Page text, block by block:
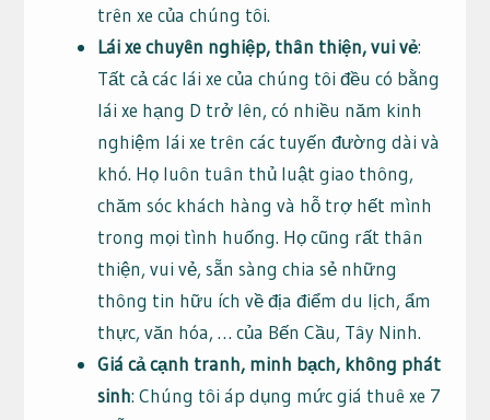
trên xe của chúng tôi.
Lái xe chuyên nghiệp, thân thiện, vui vẻ:
Tất cả các lái xe của chúng tôi đều có bằng
lái xe hạng D trở lên, có nhiều năm kinh
nghiệm lái xe trên các tuyến đường dài và
khó. Họ luôn tuân thủ luật giao thông,
chăm sóc khách hàng và hỗ trợ hết mình
trong mọi tình huống. Họ cũng rất thân
thiện, vui vẻ, sẵn sàng chia sẻ những
thông tin hữu ích về địa điểm du lịch, ẩm
thực, văn hóa, … của Bến Cầu, Tây Ninh.
Giá cả cạnh tranh, minh bạch, không phát
sinh: Chúng tôi áp dụng mức giá thuê xe 7